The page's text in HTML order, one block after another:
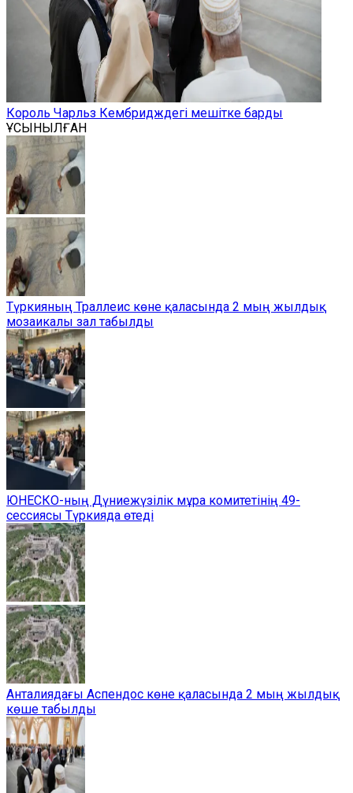
Король Чарльз Кембридждегі мешітке барды
ҰСЫНЫЛҒАН
Түркияның Траллеис көне қаласында 2 мың жылдық
мозаикалы зал табылды
ЮНЕСКО-ның Дүниежүзілік мұра комитетінің 49-
сессиясы Түркияда өтеді
Анталиядағы Аспендос көне қаласында 2 мың жылдық
көше табылды